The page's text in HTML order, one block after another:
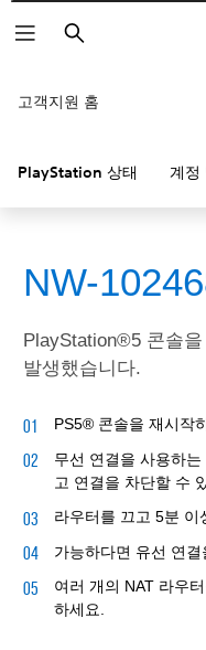
검
색
고객지원 홈
PlayStation 상태 계정
NW-
PlayStation®5 콘솔
발생했습니다.
PS5® 콘솔을 재시작
무선 연결을 사용하
고 연결을 차단할 수
라우터를 끄고 5분 이
가능하다면 유선 연결
여러 개의 NAT 라우
하세요.